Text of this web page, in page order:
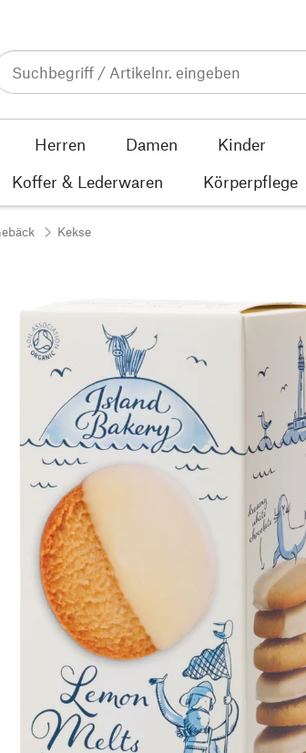
Herren Damen Kinder
Koffer & Lederwaren Körperpflege
Kekse